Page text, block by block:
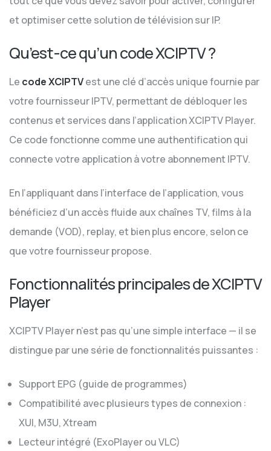
et optimiser cette solution de télévision sur IP.
Qu’est-ce qu’un code XCIPTV ?
Le code XCIPTVest une clé d’accès unique fournie par
votre fournisseur IPTV, permettant de débloquer les
contenus et services dans l’application XCIPTV Player.
Ce code fonctionne comme une authentification qui
connecte votre application à votre abonnement IPTV.
En l’appliquant dans l’interface de l’application, vous
bénéficiez d’un accès fluide aux chaînes TV, films à la
demande (VOD), replay, et bien plus encore, selon ce
que votre fournisseur propose.
Fonctionnalités principales de XCIPTV
Player
XCIPTV Player n’est pas qu’une simple interface — il se
distingue par une série de fonctionnalités puissantes :
Support EPG (guide de programmes)
Compatibilité avec plusieurs types de connexion :
XUI, M3U, Xtream
Lecteur intégré (ExoPlayer ou VLC)